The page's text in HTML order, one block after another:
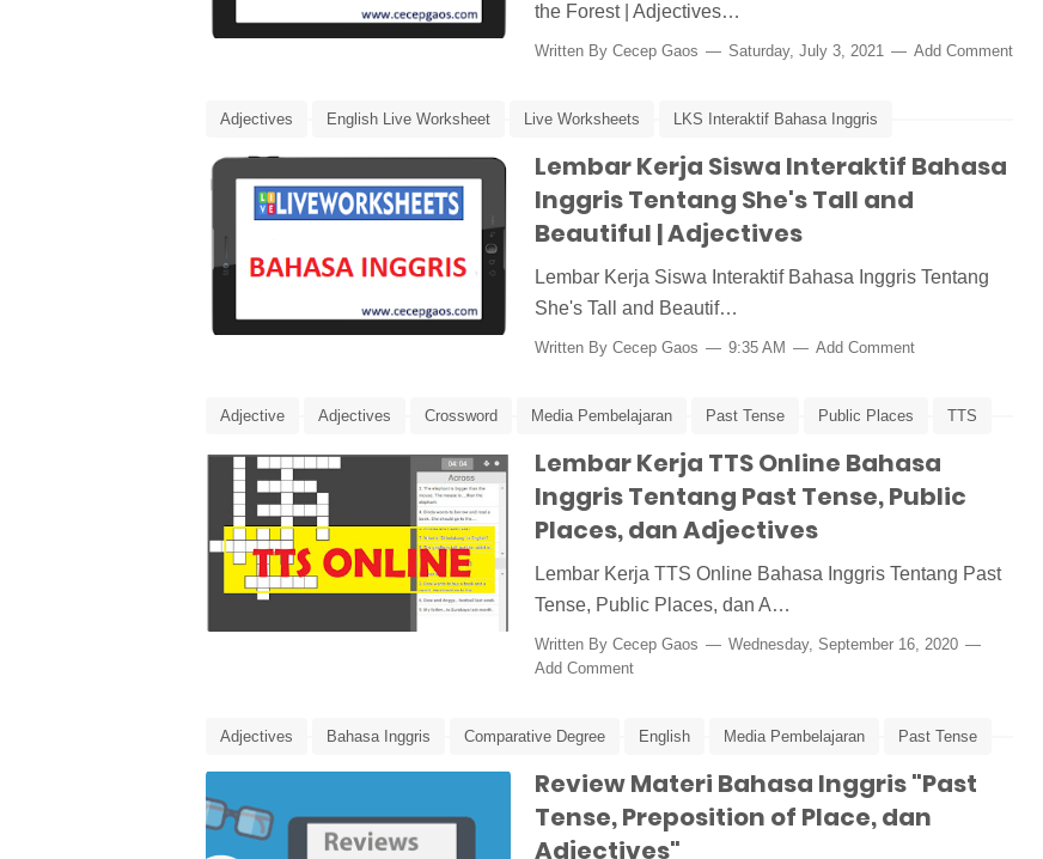
the Forest | Adjectives…
Written By Cecep Gaos Saturday, July 3, 2021 Add Comment
Adjectives English Live Worksheet Live Worksheets LKS Interaktif Bahasa Inggris
Media Pembelajaran Online She's Tall and BeautifulLembar Kerja Siswa Interaktif Bahasa
Inggris Tentang She's Tall and
Beautiful | Adjectives
Lembar Kerja Siswa Interaktif Bahasa Inggris Tentang
She's Tall and Beautif…
Written By Cecep Gaos 9:35 AM Add Comment
Adjective Adjectives Crossword Media Pembelajaran Past Tense Public Places TTS
TTS Online
Lembar Kerja TTS Online Bahasa
Inggris Tentang Past Tense, Public
Places, dan Adjectives
Lembar Kerja TTS Online Bahasa Inggris Tentang Past
Tense, Public Places, dan A…
Written By Cecep Gaos
Wednesday, September 16, 2020
Add Comment
Adjectives Bahasa Inggris Comparative Degree English Media Pembelajaran Past Tense
Preposition of Place Review
Review Materi Bahasa Inggris "Past
Tense, Preposition of Place, dan
Adjectives"